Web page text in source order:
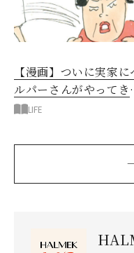
【漫画】ついに実家に
ルパーさんがやってき
た！父と母の反応は？
LIFE